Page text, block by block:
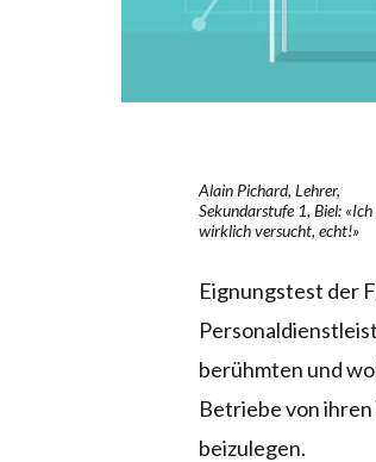
Alain Pichard, Lehrer,
Sekundarstufe 1, Biel: «Ich
wirklich versucht, echt!»
Eignungstest der
berühmten und
Betriebe von
beizulegen.